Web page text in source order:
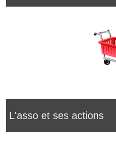
L'asso et ses actions